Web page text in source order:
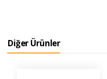
Diğer Ürünler